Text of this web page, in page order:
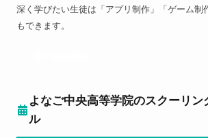
深く学びたい生徒は「アプリ制作」「ゲーム制
もできます。
よなご中央高等学院のスクーリン
ル